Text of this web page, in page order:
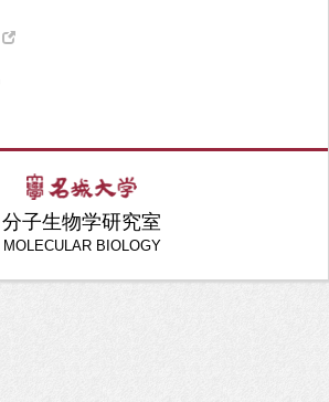
分子生物学研究室
MOLECULAR BIOLOGY